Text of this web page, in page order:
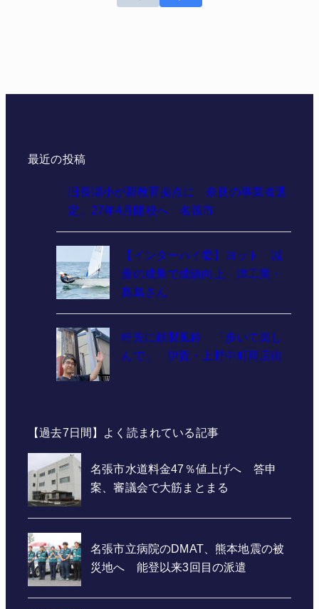
最近の投稿
旧長瀬小が新教育拠点に 奈良の事業者選
定、27年4月開校へ 名張市
【インターハイ⑫】ヨット 減
量の成果で成績向上 津工業・
髙島さん
軒先に鉄製風鈴 「歩いて楽し
んで」 伊賀・上野中町商店街
【過去7日間】よく読まれている記事